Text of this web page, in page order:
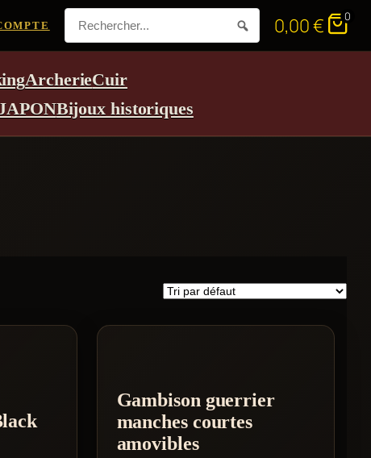
0,00€ 0
ArcherieCuir
Bijoux historiques
Gambison guerrier
manches courtes
amovibles